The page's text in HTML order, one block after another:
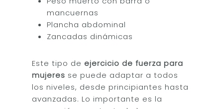
mancuernas
Plancha abdominal
Zancadas dinámicas
Este tipo de ejercicio de fuerza para
mujeres se puede adaptar a todos
los niveles, desde principiantes hasta
avanzadas. Lo importante es la